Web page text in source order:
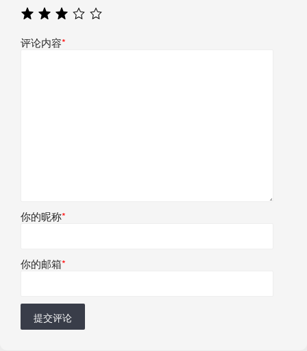
评论内容*
你的昵称*
你的邮箱*
提交评论